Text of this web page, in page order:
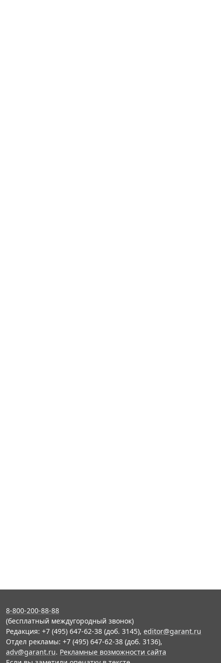
8-800-200-88-88
(бесплатный междугородный звонок)
Редакция: +7 (495) 647-62-38 (доб. 3145), editor@garant.ru
Отдел рекламы: +7 (495) 647-62-38 (доб. 3136),
adv@garant.ru. Рекламные возможности сайта